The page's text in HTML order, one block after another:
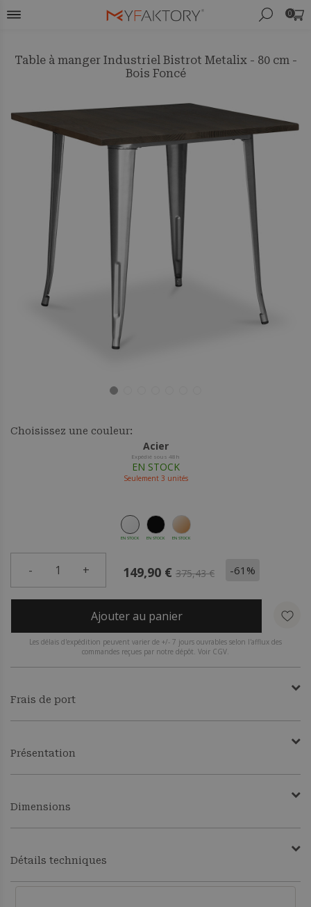
0
Table à manger Industriel Bistrot Metalix - 80 cm -
Bois Foncé
Choisissez une couleur:
Acier
Expédié sous 48h
EN STOCK
Seulement 3 unités
EN STOCK EN STOCK EN STOCK
- 1 + 149,90 € 375,43 € -61%
Ajouter au panier
Les délais d'expédition peuvent varier de +/- 7 jours ouvrables selon l'afflux des
commandes reçues par notre dépôt. Voir CGV.
Frais de port
Présentation
Dimensions
Détails techniques